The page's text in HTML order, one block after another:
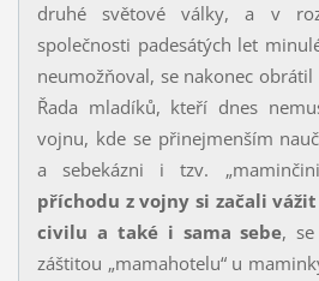
druhé světové války, a v
společnosti padesátých let
neumožňoval, se nakonec
Řada mladíků, kteří dnes
vojnu, kde se přinejmenším
a sebekázni i tzv.
příchodu z vojny si začali
civilu a také i sama sebe, se
záštitou „mamahotelu“ u